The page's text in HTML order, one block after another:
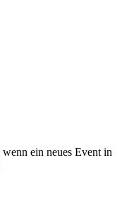
ein neues Event in